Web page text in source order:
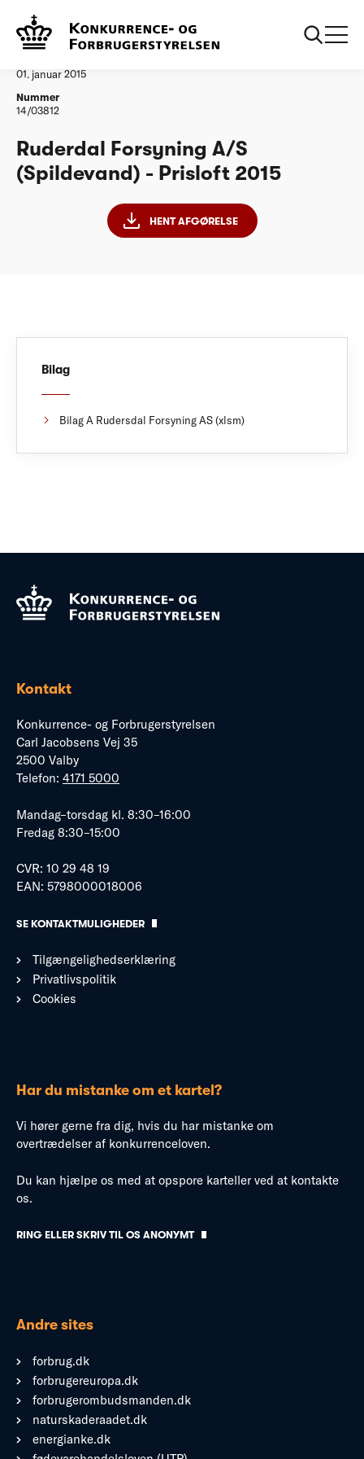
Vandtilsyn
01. januar 2015
Nummer
14/03812
Ruderdal Forsyning A/S
(Spildevand) - Prisloft 2015
HENT AFGØRELSE
Bilag
Bilag A Rudersdal Forsyning AS (xlsm)
Kontakt
Konkurrence- og Forbrugerstyrelsen
Carl Jacobsens Vej 35
2500 Valby
Telefon: 4171 5000
Mandag–torsdag kl. 8:30–16:00
Fredag 8:30–15:00
CVR: 10 29 48 19
EAN: 5798000018006
SE KONTAKTMULIGHEDER
Tilgængelighedserklæring
Privatlivspolitik
Cookies
Har du mistanke om et kartel?
Vi hører gerne fra dig, hvis du har mistanke om
overtrædelser af konkurrenceloven.
Du kan hjælpe os med at opspore karteller ved at kontakte
os.
RING ELLER SKRIV TIL OS ANONYMT
Andre sites
forbrug.dk
forbrugereuropa.dk
forbrugerombudsmanden.dk
naturskaderaadet.dk
energianke.dk